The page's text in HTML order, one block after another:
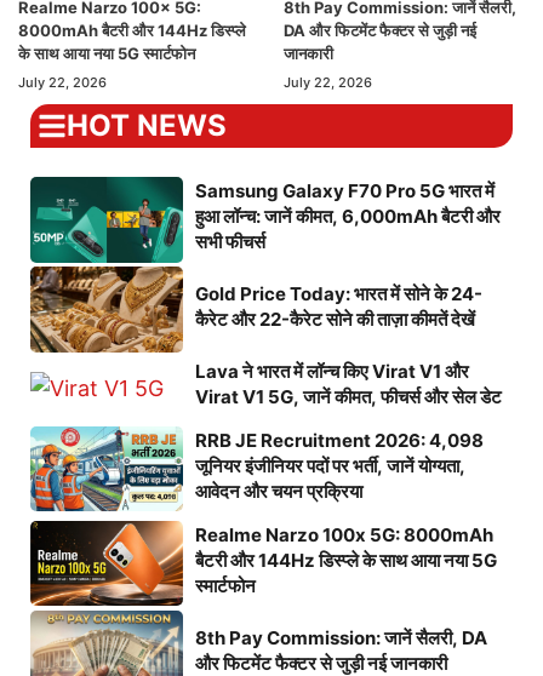
Realme Narzo 100x 5G:
8000mAh बैटरी और 144Hz डिस्प्ले
के साथ आया नया 5G स्मार्टफोन
July 22, 2026
8th Pay Commission: जानें सैलरी,
DA और फिटमेंट फैक्टर से जुड़ी नई
जानकारी
July 22, 2026
HOT NEWS
Samsung Galaxy F70 Pro 5G भारत में
हुआ लॉन्च: जानें कीमत, 6,000mAh बैटरी और
सभी फीचर्स
Gold Price Today: भारत में सोने के 24-
कैरेट और 22-कैरेट सोने की ताज़ा कीमतें देखें
Lava ने भारत में लॉन्च किए Virat V1 और
Virat V1 5G, जानें कीमत, फीचर्स और सेल डेट
RRB JE Recruitment 2026: 4,098
जूनियर इंजीनियर पदों पर भर्ती, जानें योग्यता,
आवेदन और चयन प्रक्रिया
Realme Narzo 100x 5G: 8000mAh
बैटरी और 144Hz डिस्प्ले के साथ आया नया 5G
स्मार्टफोन
8th Pay Commission: जानें सैलरी, DA
और फिटमेंट फैक्टर से जुड़ी नई जानकारी